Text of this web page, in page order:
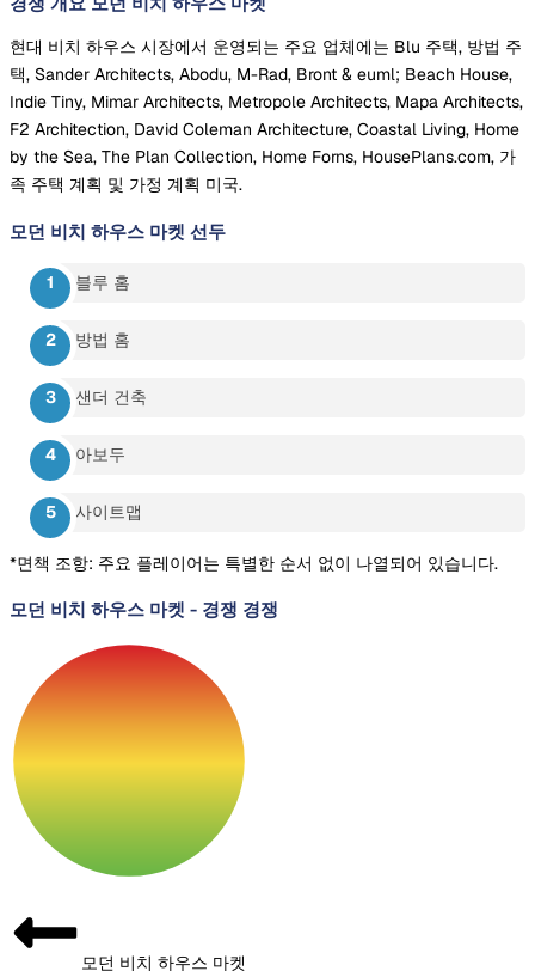
현대 비치 하우스 시장에서 운영되는 주요 업체에는 Blu 주택, 방법 주
택, Sander Architects, Abodu, M-Rad, Bront & euml; Beach House,
Indie Tiny, Mimar Architects, Metropole Architects, Mapa Architects,
F2 Architection, David Coleman Architecture, Coastal Living, Home
by the Sea, The Plan Collection, Home Forns, HousePlans.com, 가
족 주택 계획 및 가정 계획 미국.
모던 비치 하우스 마켓 선두
블루 홈
방법 홈
샌더 건축
아보두
사이트맵
*면책 조항: 주요 플레이어는 특별한 순서 없이 나열되어 있습니다.
모던 비치 하우스 마켓 - 경쟁 경쟁
모던 비치 하우스 마켓